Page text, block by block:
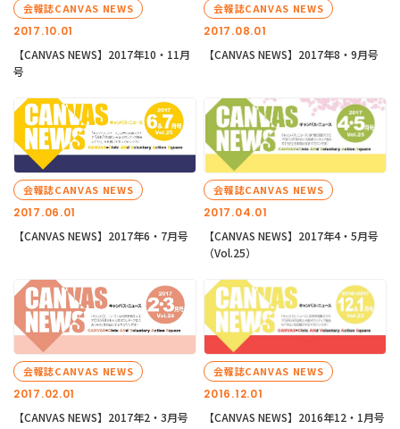
2017.10.01
会報誌CANVAS NEWS
【CANVAS NEWS】2017年10・11月
号
2017.08.01
会報誌CANVAS NEWS
【CANVAS NEWS】2017年8・9月号
2017.06.01
会報誌CANVAS NEWS
【CANVAS NEWS】2017年6・7月号
2017.04.01
会報誌CANVAS NEWS
【CANVAS NEWS】2017年4・5月号
（Vol.25）
2017.02.01
会報誌CANVAS NEWS
【CANVAS NEWS】2017年2・3月号
2016.12.01
会報誌CANVAS NEWS
【CANVAS NEWS】2016年12・1月号